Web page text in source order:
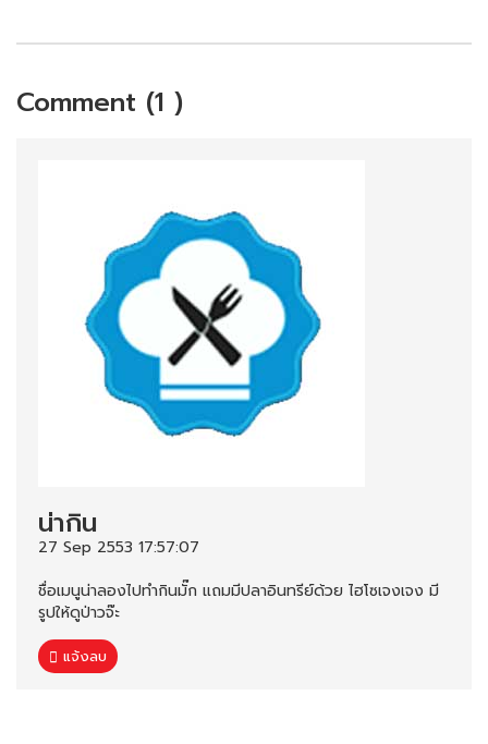
Comment (1 )
น่ากิน
27 Sep 2553 17:57:07
ชื่อเมนูน่าลองไปทำกินมั๊ก แถมมีปลาอินทรีย์ด้วย ไฮโซเจงเจง มี
รูปให้ดูป่าวจ๊ะ
แจ้งลบ